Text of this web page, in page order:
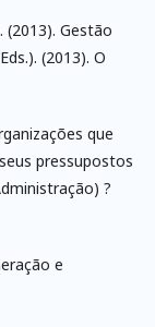
(2013). Gestão
(2013). O
que
pressupostos
?
e